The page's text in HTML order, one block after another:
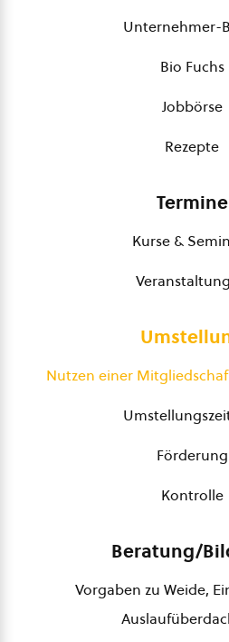
Unternehmer-
Bio Fuchs
Jobbörse
Rezepte
Termine
Kurse &
Nutzen einer
Förderung
Kontrolle
Beratung/
Vorgaben zu Weide,